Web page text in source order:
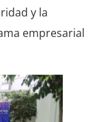
y la
empresarial